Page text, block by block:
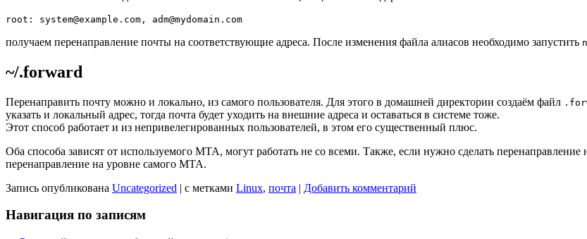
получаем перенаправление почты на соответствующие адреса. После изменения файла алиасов необходимо запустить
~/.forward
Перенаправить почту можно и локально, из самого пользователя. Для этого в домашней директории создаём файл
указать и локальный адрес, тогда почта будет уходить на внешние адреса и оставаться в системе тоже.
Этот способ работает и из непривелегированных пользователей, в этом его существенный плюс.
Оба способа зависят от используемого MTA, могут работать не со всеми. Также, если нужно сделать
перенаправление на уровне самого MTA.
Запись опубликована Uncategorized | с метками Linux, почта | Добавить комментарий
Навигация по записям